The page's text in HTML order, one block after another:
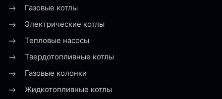
Газовые котлы
Электрические котлы
Тепловые насосы
Твердотопливные котлы
Газовые колонки
Жидкотопливные котлы